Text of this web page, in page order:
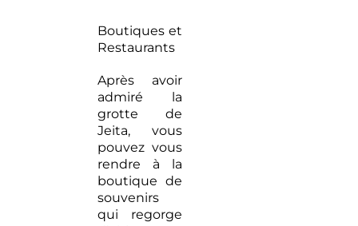
Boutiques et
Restaurants
Après avoir
admiré la
grotte de
Jeita, vous
pouvez vous
rendre à la
boutique de
souvenirs
qui regorge